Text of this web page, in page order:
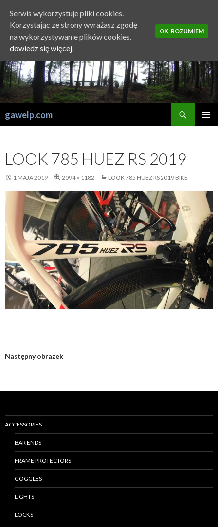
gawelp.com
LOOK 785 HUEZ RS 2019
1 MAJA 2019 2094 × 1182 LOOK 785 HUEZ RS 2019 BIKE
Następny obrazek
ACCESSORIES
BAR ENDS
FRAME PROTECTORS
GOGGLES
LIGHTS
LOCKS
Serwis wykorzystuje pliki cookies.
Korzystając ze strony wyrażasz zgodę
na wykorzystywanie plików cookies.
dowiedz się więcej.
OK, ROZUMIEM